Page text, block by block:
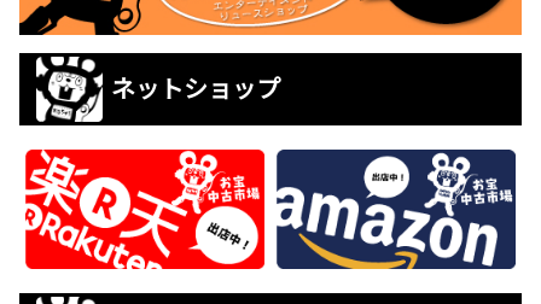
ネットショップ